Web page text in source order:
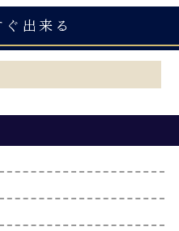
出来る